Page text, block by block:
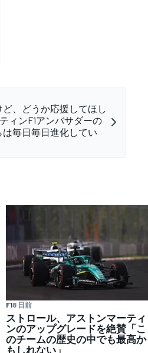
、どうか応援してほし
ィンF1アンバサダーの
毎日毎日進化してい
F18 日前
ストロール、アストンマーティ
ンのアップグレードを絶賛「こ
のチームの歴史の中でも最高か
もしれない」